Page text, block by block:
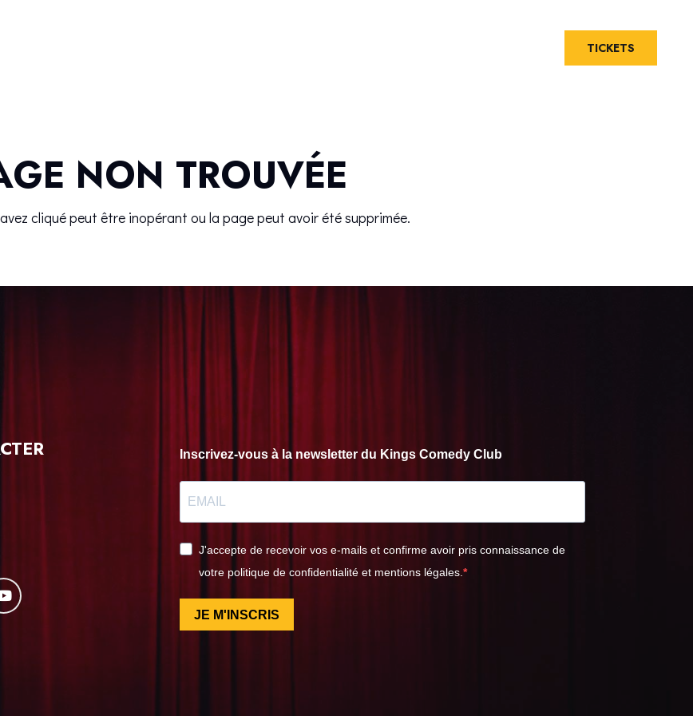
TICKETS
NON TROUVÉE
cliqué peut être inopérant ou la page peut avoir été supprimée.
Inscrivez-vous à la newsletter du Kings Comedy Club
J'accepte de recevoir vos e-mails et confirme avoir pris connaissance de
votre politique de confidentialité et mentions légales.
JE M'INSCRIS